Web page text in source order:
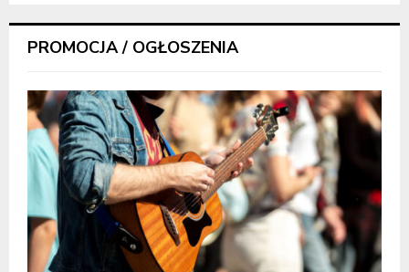
PROMOCJA / OGŁOSZENIA